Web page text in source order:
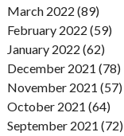
March 2022 (89)
February 2022 (59)
January 2022 (62)
December 2021 (78)
November 2021 (57)
October 2021 (64)
September 2021 (72)